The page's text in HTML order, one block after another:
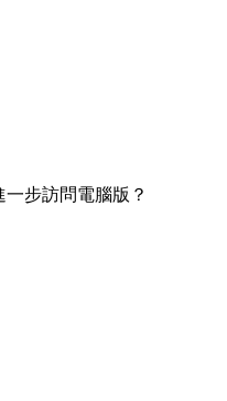
步訪問電腦版？